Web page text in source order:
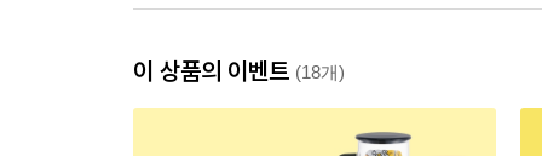
이 상품의 이벤트 (18개)